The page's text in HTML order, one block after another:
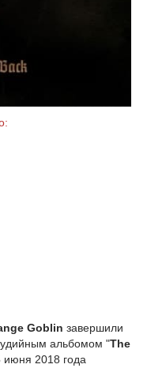
Goblin завершили
альбомом "The
2018 года